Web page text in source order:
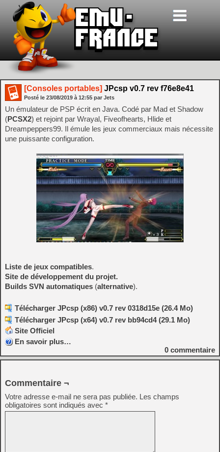
[Consoles portables] JPcsp v0.7 rev f76e8e41
Posté le 23/08/2019 à 12:55 par Jets
Un émulateur de PSP écrit en Java. Codé par Mad et Shadow
(PCSX2) et rejoint par Wrayal, Fiveofhearts, Hlide et
Dreampeppers99. Il émule les jeux commerciaux mais nécessite
une puissante configuration.
Liste de jeux compatibles.
Site de développement du projet.
Builds SVN automatiques (alternative).
Télécharger JPcsp (x86) v0.7 rev 0318d15e (26.4 Mo)
Télécharger JPcsp (x64) v0.7 rev bb94cd4 (29.1 Mo)
Site Officiel
En savoir plus…
0 commentaire
Commentaire ¬
Votre adresse e-mail ne sera pas publiée. Les champs
obligatoires sont indiqués avec *